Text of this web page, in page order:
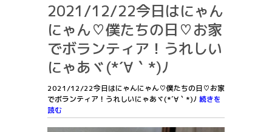
2021/12/22今日はにゃん
にゃん♡僕たちの日♡お家
でボランティア！うれしい
にゃあヾ(*´∀｀*)ﾉ
2021/12/22今日はにゃんにゃん♡僕たちの日♡お家
でボランティア！うれしいにゃあヾ(*´∀｀*)ﾉ 続きを
読む